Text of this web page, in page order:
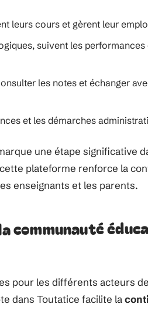
leurs cours et gèrent leur
suivent les performances
les notes et échanger
et les démarches
une étape significative
plateforme renforce la
enseignants et les parents.
communauté
pour les différents acteurs
dans Toutatice facilite la